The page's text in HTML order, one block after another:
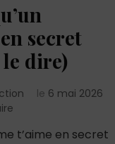
secret
le dire)
le 6 mai 2026
10t’aime en secret